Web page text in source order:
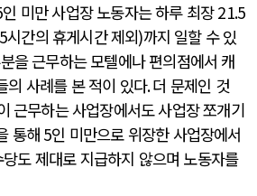
인 미만 사업장 노동자는 하루 최장21.5
시간의 휴게시간 제외)까지 일할 수 있
을 근무하는 모텔에나 편의점에서 캐
의 사례를 본 적이 있다.더 문제인 것
근무하는 사업장에서도 사업장 쪼개기
통해 5인 미만으로 위장한 사업장에서
도 제대로 지급하지 않으며 노동자를